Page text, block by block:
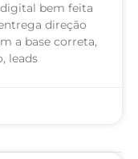
bem feita
direção
a base correta,
leads